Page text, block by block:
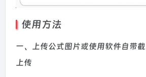
使用方法
一、上传公式图片或使用软件自带
上传